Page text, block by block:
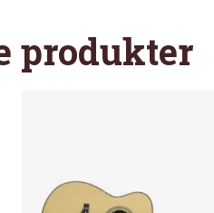
produkter